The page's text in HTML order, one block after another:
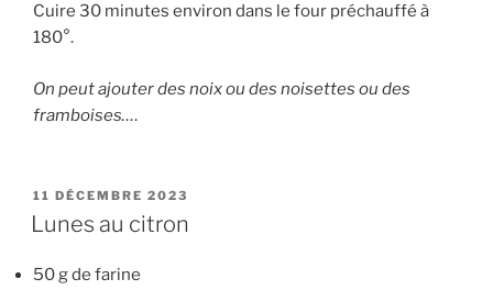
Cuire 30 minutes environ dans le four préchauffé à
180°.
On peut ajouter des noix ou des noisettes ou des
framboises….
PUBLIÉ
LE
11 DÉCEMBRE 2023
Lunes au citron
50 g de farine